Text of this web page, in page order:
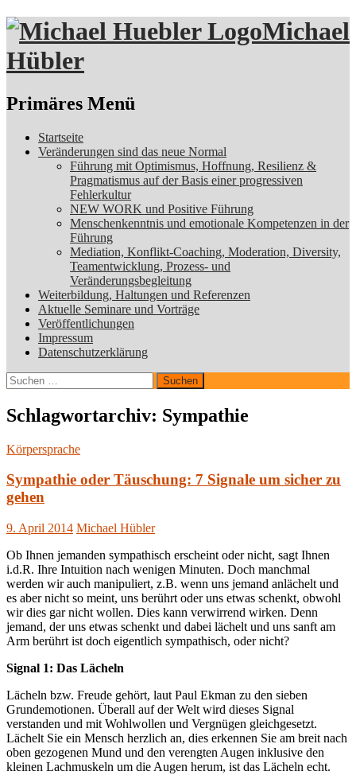
Michael
Hübler
Suchen
Primäres Menü
Zum
Inhalt
Startseite
Veränderungen sind das neue Normal
Führung mit Optimismus, Hoffnung, Resilienz &
Pragmatismus auf der Basis einer progressiven
Fehlerkultur
NEW WORK und Positive Führung
Menschenkenntnis und emotionale Kompetenzen in der
Führung
Mediation, Konflikt-Coaching, Moderation, Diversity,
Teamentwicklung, Prozess- und
Veränderungsbegleitung
Weiterbildung, Haltungen und Referenzen
Aktuelle Seminare und Vorträge
Veröffentlichungen
Impressum
Datenschutzerklärung
Suchen
nach:
Schlagwortarchiv: Sympathie
Körpersprache
Sympathie oder Täuschung: 7 Signale um sicher zu
gehen
9. April 2014 Michael Hübler
Ob Ihnen jemanden sympathisch erscheint oder nicht, sagt Ihnen
i.d.R. Ihre Intuition nach wenigen Minuten. Doch manchmal
werden wir auch manipuliert, z.B. wenn uns jemand anlächelt und
es aber nicht so meint, uns berührt oder uns etwas schenkt, obwohl
wir dies gar nicht wollen. Dies kann verwirrend wirken. Denn
jemand, der uns etwas schenkt und dabei lächelt und uns sanft am
Arm berührt ist doch eigentlich sympathisch, oder nicht?
Signal 1: Das Lächeln
Lächeln bzw. Freude gehört, laut Paul Ekman zu den sieben
Grundemotionen. Überall auf der Welt wird dieses Signal
verstanden und mit Wohlwollen und Vergnügen gleichgesetzt.
Lächelt Sie ein Mensch herzlich an, dies erkennen Sie am breit nach
oben gezogenen Mund und den verengten Augen inklusive den
kleinen Lachmuskeln um die Augen herum, ist das Lächeln echt.